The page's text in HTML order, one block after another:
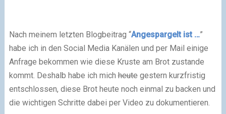
Nach meinem letzten Blogbeitrag “Angespargelt ist …”
habe ich in den Social Media Kanälen und per Mail einige
Anfrage bekommen wie diese Kruste am Brot zustande
kommt. Deshalb habe ich michheutegestern kurzfristig
entschlossen, diese Brot heute noch einmal zu backen und
die wichtigen Schritte dabei per Video zu dokumentieren.